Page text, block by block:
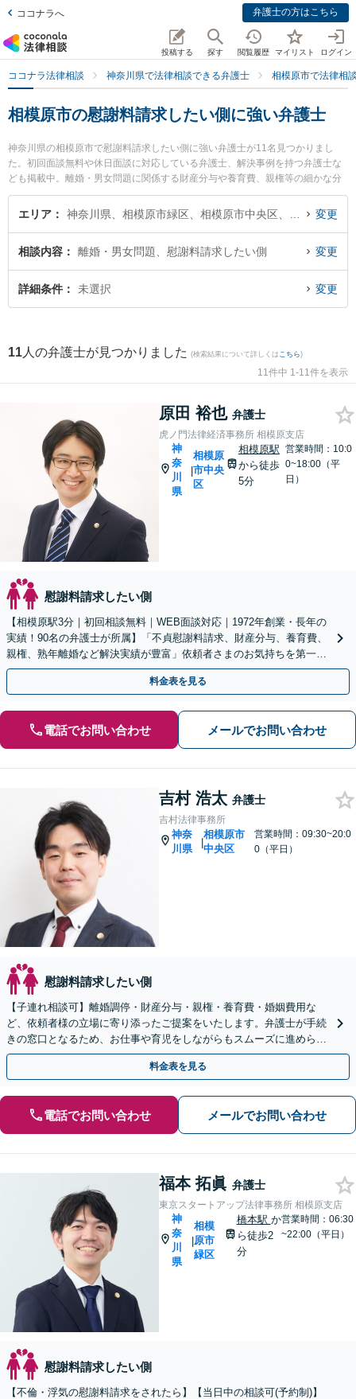
ココナラへ 弁護士の方はこちら
投稿する 探す 閲覧履歴 マイリスト ログイン
ココナラ法律相談 神奈川県で法律相談できる弁護士 相模原市で法律相
相模原市の慰謝料請求したい側に強い弁護士
神奈川県の相模原市で慰謝料請求したい側に強い弁護士が11名見つかりまし
た。初回面談無料や休日面談に対応している弁護士、解決事例を持つ弁護士な
ども掲載中。離婚・男女問題に関係する財産分与や養育費、親権等の細かな分
野での絞り込み検索もでき便利です。特に虎ノ門法律経済事務所 相模原支店の
原田 裕也弁護士や吉村法律事務所の吉村 浩太弁護士、東京スタートアップ法律
側のトラブルを今すぐに弁護士に相談したい』『慰謝料請求したい側のトラブ
ル解決の実績豊富な近くの弁護士を検索したい』『初回相談無料で慰謝料請求
したい側を法律相談できる相模原市内の弁護士に相談予約したい』などでお困
エリア 変更
相談内容 離婚・男女問題、慰謝料請求したい側 変更
詳細条件 未選択 変更
11 人の弁護士が見つかりました (検索結果について詳しくは こちら)
11件中 1-11件を表示
原田 裕也 弁護士
虎ノ門法律経済事務所 相模原支店
神
奈
川
県
|
相模原
市中央
区
相模原駅
から徒歩
5分
営業時間：10:0
0~18:00（平
日）
慰謝料請求したい側
【相模原駅3分｜初回相談無料｜WEB面談対応｜1972年創業・長年の
実績！90名の弁護士が所属】「不貞慰謝料請求、財産分与、養育費、
親権、熟年離婚など解決実績が豊富」依頼者さまのお気持ちを第一に
考えた対応を心がけます【休日・夜間相談可】
料金表を見る
電話でお問い合わせ メールでお問い合わせ
吉村 浩太 弁護士
吉村法律事務所
神奈
川県
|
相模原市
中央区
営業時間：09:30~20:0
0（平日）
慰謝料請求したい側
【子連れ相談可】離婚調停・財産分与・親権・養育費・婚姻費用な
ど、依頼者様の立場に寄り添ったご提案をいたします。弁護士が手続
きの窓口となるため、お仕事や育児をしながらもスムーズに進められ
ます。【相模原駅徒歩12分】【秘密厳守】
料金表を見る
電話でお問い合わせ メールでお問い合わせ
福本 拓眞 弁護士
東京スタートアップ法律事務所 相模原支店
神
奈
川
県
|
相模
原市
緑区
橋本駅 か
ら徒歩2
分
営業時間：06:30
~22:00（平日）
慰謝料請求したい側
【不倫・浮気の慰謝料請求をされたら】【当日中の相談可(予約制)】